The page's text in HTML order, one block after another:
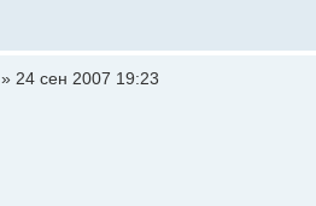
» 24 сен 2007 19:23